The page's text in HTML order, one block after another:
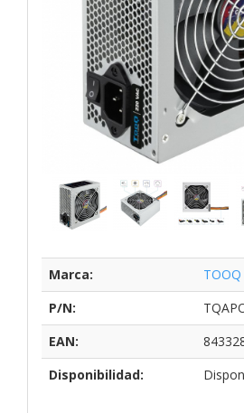
Marca:
TOOQ
P/N:
EAN:
Disponibilidad: